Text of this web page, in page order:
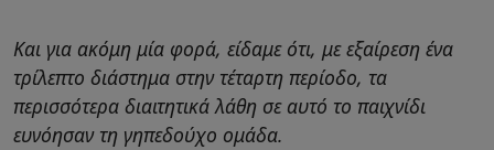
Και για ακόμη μία φορά, είδαμε ότι, με εξαίρεση ένα
τρίλεπτο διάστημα στην τέταρτη περίοδο, τα
περισσότερα διαιτητικά λάθη σε αυτό το παιχνίδι
ευνόησαν τη γηπεδούχο ομάδα.